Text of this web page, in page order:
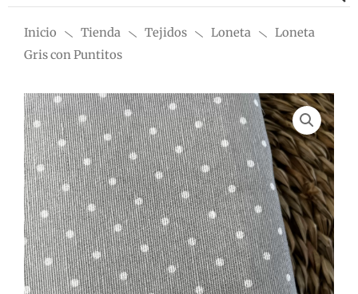
Inicio Tienda Tejidos Loneta
Loneta
Gris con Puntitos